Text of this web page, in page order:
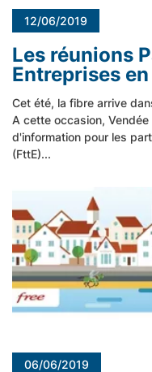
12/06/2019
Les réunions
Entreprises
Cet été, la fibre arrive
A cette occasion,
d'information pour les
(FttE)...
06/06/2019